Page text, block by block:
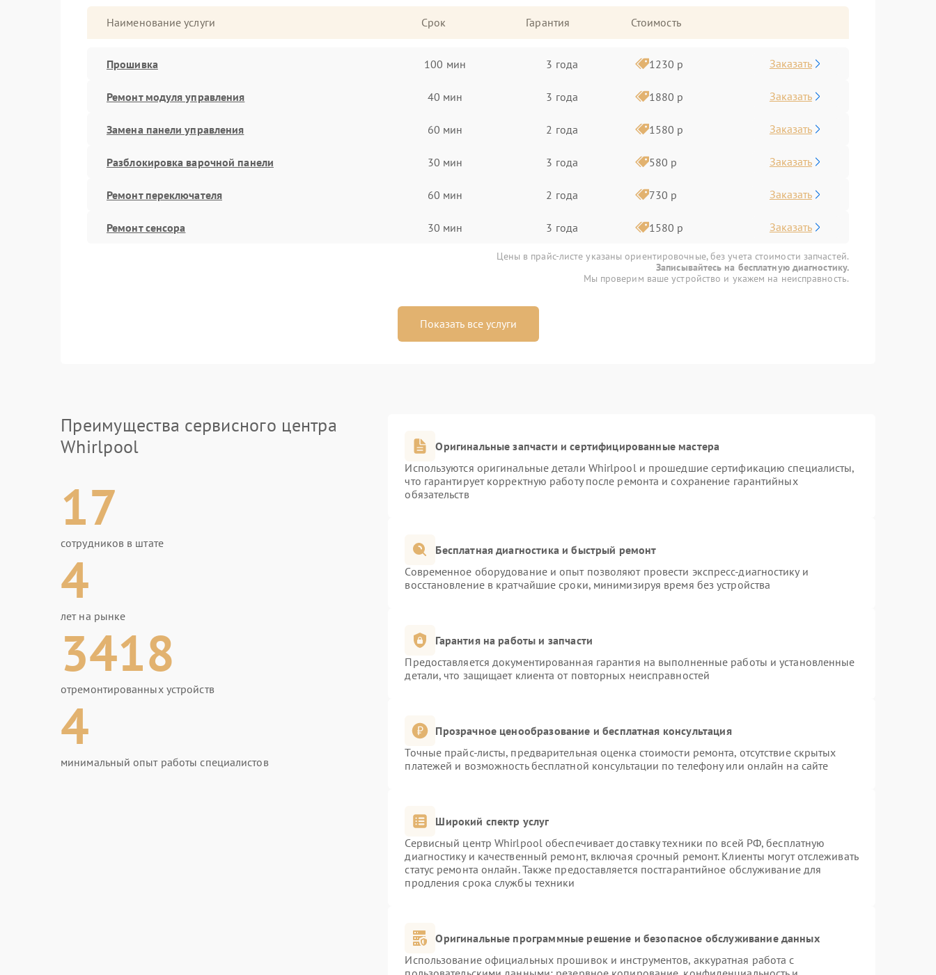
Наименование услуги Срок Гарантия Стоимость
Прошивка 100 мин 3 года 1230 р Заказать
Ремонт модуля управления 40 мин 3 года 1880 р Заказать
Замена панели управления 60 мин 2 года 1580 р Заказать
Разблокировка варочной панели 30 мин 3 года 580 р Заказать
Ремонт переключателя 60 мин 2 года 730 р Заказать
Ремонт сенсора 30 мин 3 года 1580 р Заказать
Цены в прайс-листе указаны ориентировочные, без учета стоимости запчастей.
Записывайтесь на бесплатную диагностику.
Мы проверим ваше устройство и укажем на неисправность.
Показать все услуги
Преимущества сервисного центра
Whirlpool
17
сотрудников в штате
4
лет на рынке
3418
отремонтированных устройств
4
минимальный опыт работы специалистов
Оригинальные запчасти и сертифицированные мастера
Используются оригинальные детали Whirlpool и прошедшие сертификацию специалисты,
что гарантирует корректную работу после ремонта и сохранение гарантийных
обязательств
Бесплатная диагностика и быстрый ремонт
Современное оборудование и опыт позволяют провести экспресс-диагностику и
восстановление в кратчайшие сроки, минимизируя время без устройства
Гарантия на работы и запчасти
Предоставляется документированная гарантия на выполненные работы и установленные
детали, что защищает клиента от повторных неисправностей
Прозрачное ценообразование и бесплатная консультация
Точные прайс-листы, предварительная оценка стоимости ремонта, отсутствие скрытых
платежей и возможность бесплатной консультации по телефону или онлайн на сайте
Широкий спектр услуг
Сервисный центр Whirlpool обеспечивает доставку техники по всей РФ, бесплатную
диагностику и качественный ремонт, включая срочный ремонт. Клиенты могут отслеживать
статус ремонта онлайн. Также предоставляется постгарантийное обслуживание для
продления срока службы техники
Оригинальные программные решение и безопасное обслуживание данных
Использование официальных прошивок и инструментов, аккуратная работа с